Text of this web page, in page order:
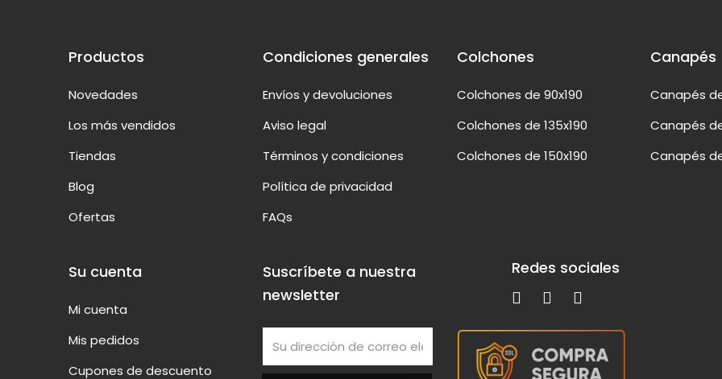
Productos
Novedades
Los más vendidos
Tiendas
Blog
Ofertas
Condiciones generales
Envíos y devoluciones
Aviso legal
Términos y condiciones
Política de privacidad
FAQs
Colchones
Colchones de 90x190
Colchones de 135x190
Colchones de 150x190
Canapés
Canapés
Canapés
Canapés
Su cuenta
Mi cuenta
Mis pedidos
Cupones de descuento
Suscríbete a nuestra
newsletter
Redes sociales